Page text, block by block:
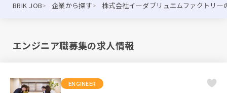
BRIK JOB 企業から探す 株式会社イーダブリュエムファクトリー
エンジニア職募集の求人情報
ENGINEER